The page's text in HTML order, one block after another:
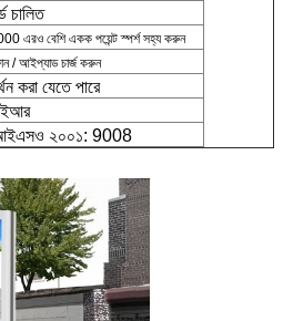
চালিত
এরও বেশি একক পয়েন্ট স্পর্শ সহ্য করুন
/ আইপ্যাড চার্জ করুন
করা যেতে পারে
২০০১: 9008